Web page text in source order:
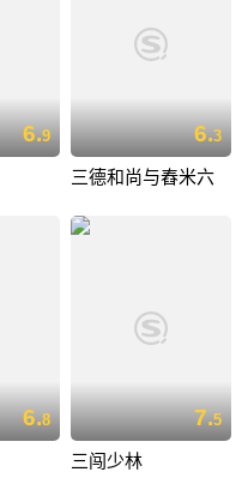
6.9 6.3
三德和尚与舂米六
6.8 7.5
三闯少林